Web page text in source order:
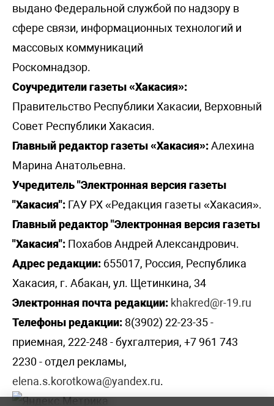
выдано Федеральной службой по надзору в
сфере связи, информационных технологий и
массовых коммуникаций
Роскомнадзор.
Соучредители газеты «Хакасия»:
Правительство Республики Хакасии, Верховный
Совет Республики Хакасия.
Главный редактор газеты «Хакасия»:Алехина
Марина Анатольевна.
Учредитель "Электронная версия газеты
"Хакасия": ГАУ РХ «Редакция газеты «Хакасия».
Главный редактор "Электронная версия газеты
"Хакасия": Похабов Андрей Александрович.
Адрес редакции: 655017, Россия, Республика
Хакасия, г. Абакан, ул. Щетинкина, 34
Электронная почта редакции: khakred@r-19.ru
Телефоны редакции: 8(3902) 22-23-35 -
приемная, 222-248 - бухгалтерия, +7 961 743
2230 - отдел рекламы,
elena.s.korotkowa@yandex.ru.